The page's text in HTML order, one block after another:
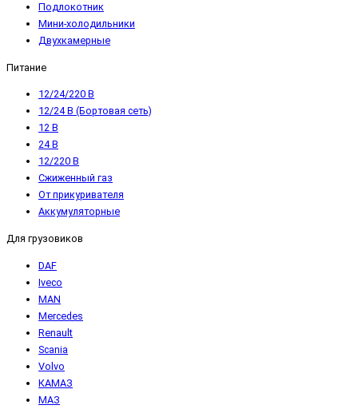
Подлокотник
Мини-холодильники
Двухкамерные
Питание
12/24/220 В
12/24 В (Бортовая сеть)
12 В
24 В
12/220 В
Сжиженный газ
От прикуривателя
Аккумуляторные
Для грузовиков
DAF
Iveco
MAN
Mercedes
Renault
Scania
Volvo
КАМАЗ
МАЗ